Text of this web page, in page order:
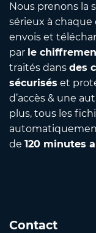
Nous prenons la
sérieux à chaque
envois et
par le
traités dans des
sécurisés et
d’accès & une
plus, tous les
de 120 minutes
Contact